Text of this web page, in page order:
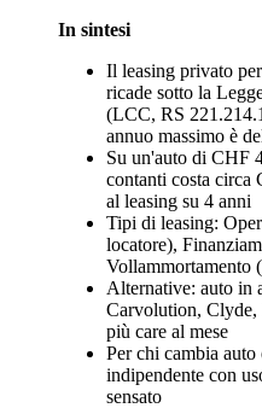
In sintesi
Il leasing privato
ricade sotto la
(LCC, RS
annuo massimo è
Su un'auto di CHF
contanti costa circa
al leasing su 4 anni
Tipi di leasing:
locatore),
Vollammortamento
Alternative: auto in
Carvolution, Clyde,
più care al mese
Per chi cambia
indipendente con
sensato